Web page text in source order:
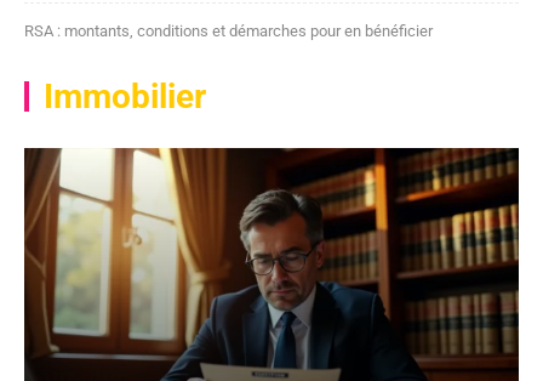
RSA : montants, conditions et démarches pour en bénéficier
Immobilier